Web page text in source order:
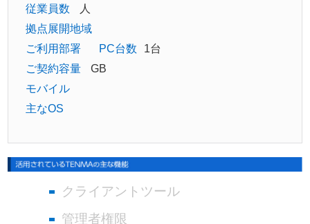
従業員数
人
拠点展開地域
ご利用部署
PC台数
1台
ご契約容量
GB
モバイル
主なOS
クライアントツール
管理者権限